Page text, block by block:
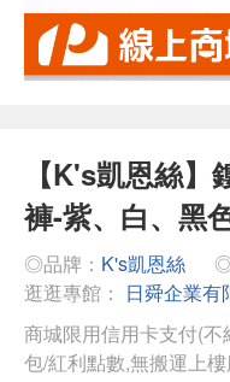
【K's凱恩絲
褲-紫、白、黑
◎品牌： K's凱恩絲
逛逛專館： 日舜企業有
商城限用信用卡支付(
包/紅利點數,無搬運上